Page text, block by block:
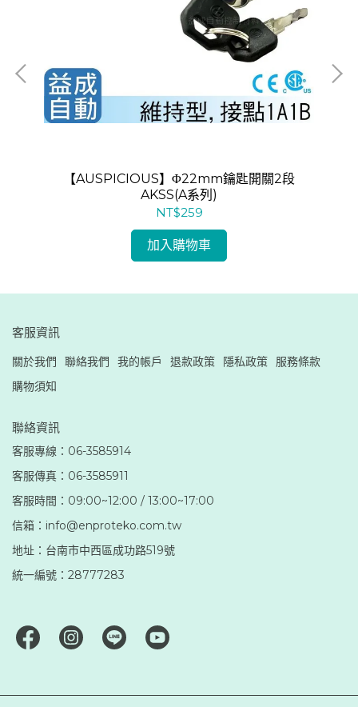
【AUSPICIOUS】Φ22mm鑰匙開關2段
AKSS(A系列)
NT$259
加入購物車
客服資訊
關於我們 聯絡我們 我的帳戶 退款政策 隱私政策
服務條款
購物須知
聯絡資訊
客服專線：06-3585914
客服傳真：06-3585911
客服時間：09:00~12:00 / 13:00~17:00
信箱：info@enproteko.com.tw
地址：台南市中西區成功路519號
統一編號：28777283